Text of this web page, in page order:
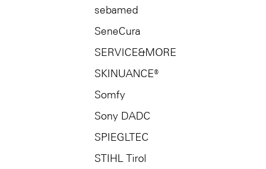
sebamed
SeneCura
SERVICE&MORE
SKINUANCE®
Somfy
Sony DADC
SPIEGLTEC
STIHL Tirol